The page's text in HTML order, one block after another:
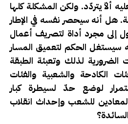
ألاّ يتردّد. ولكن المشكلة كلها
هل أنه سيحصر نفسه في الإطار
إلى مجرد أداة لتصريف أعمال
سيستغل الحكم لتعميق المسار
الضرورية لذلك وتعبئة الطبقة
الكادحة والشعبية والفئات
لوضع حدّ لسيطرة كبار
للشعب وإحداث انقلاب